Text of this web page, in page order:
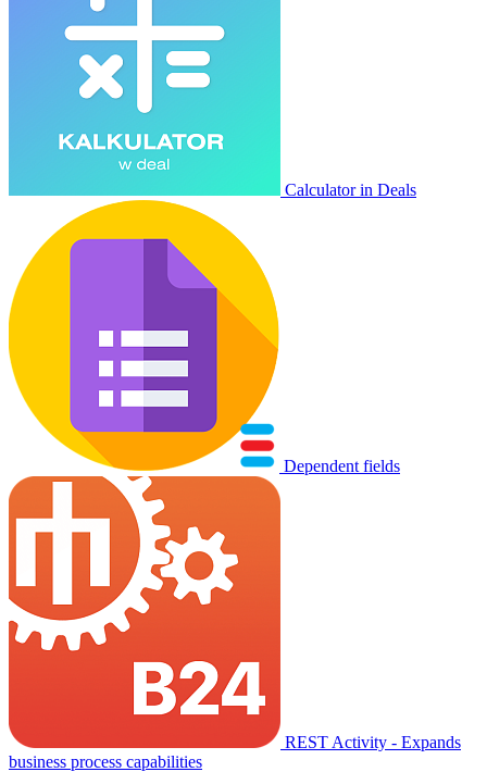
Calculator in Deals
Dependent fields
REST Activity - Expands
business process capabilities